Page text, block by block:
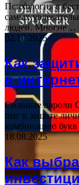
Психология в
самых
людей. Многие…
02.10.2025
Как
в
Сильные пароли
шаг к защите
комбинацию
18.08.2025
Как